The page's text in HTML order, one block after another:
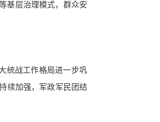
基层治理模式，群众安
统战工作格局进一步巩
续加强，军政军民团结